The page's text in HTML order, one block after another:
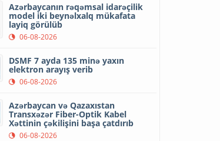
Azərbaycanın rəqəmsal idarəçilik
model iki beynəlxalq mükafata
layiq görülüb
06-08-2026
DSMF 7 ayda 135 minə yaxın
elektron arayış verib
06-08-2026
Azərbaycan və Qazaxıstan
Transxəzər Fiber-Optik Kabel
Xəttinin çəkilişini başa çatdırıb
06-08-2026